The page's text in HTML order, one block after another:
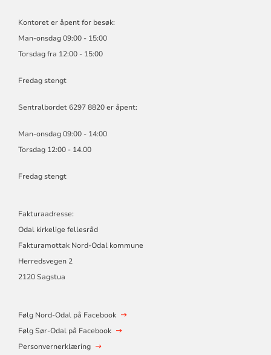
Kontoret er åpent for besøk:
Man-onsdag 09:00 - 15:00
Torsdag fra 12:00 - 15:00
Fredag stengt
Sentralbordet 6297 8820 er åpent:
Man-onsdag 09:00 - 14:00
Torsdag 12:00 - 14.00
Fredag stengt
Fakturaadresse:
Odal kirkelige fellesråd
Fakturamottak Nord-Odal kommune
Herredsvegen 2
2120 Sagstua
Følg Nord-Odal på Facebook
Følg Sør-Odal på Facebook
Personvernerklæring